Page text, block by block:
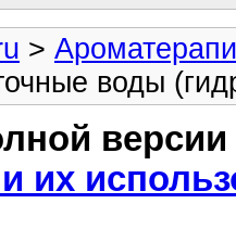
>
воды
их